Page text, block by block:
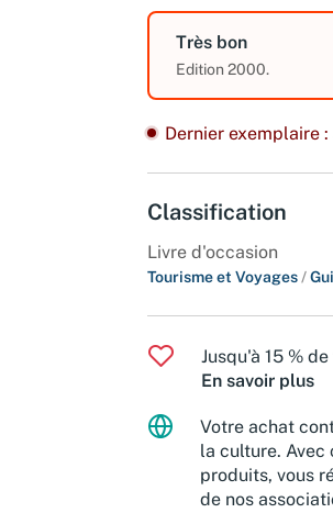
Très bon
Edition 2000.
Dernier exemplaire
Classification
Livre d'occasion
Tourisme et Voyages /
Jusqu'à 15 %
En savoir plus
Votre achat
la culture. Avec
produits, vous
de nos